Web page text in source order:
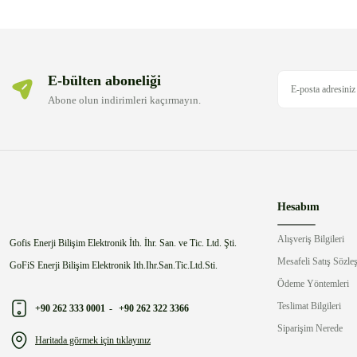
E-bülten aboneliği
Abone olun indirimleri kaçırmayın.
Gofis Enerji Bilişim Elektronik İth. İhr. San. ve Tic. Ltd. Şti.
GoFiS Enerji Bilişim Elektronik Ith.Ihr.San.Tic.Ltd.Sti.
+90 262 333 0001 - +90 262 322 3366
Haritada görmek için tıklayınız
Hesabım
Alışveriş Bilgileri
Mesafeli Satış
Ödeme Yöntemleri
Teslimat Bilgileri
Siparişim Nerede